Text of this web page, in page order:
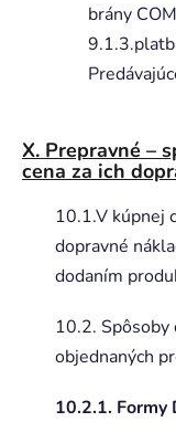
brány
X. Prepravné –
cena za ich
10.1.V kúpnej
dopravné
dodaním
10.2. Spôsoby
objednaných
10.2.1. Formy